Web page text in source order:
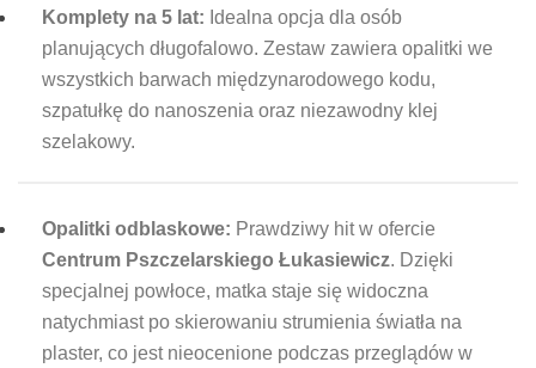
Komplety na 5 lat: Idealna opcja dla osób
planujących długofalowo. Zestaw zawiera opalitki we
wszystkich barwach międzynarodowego kodu,
szpatułkę do nanoszenia oraz niezawodny klej
szelakowy.
Opalitki odblaskowe: Prawdziwy hit w ofercie
Centrum Pszczelarskiego Łukasiewicz. Dzięki
specjalnej powłoce, matka staje się widoczna
natychmiast po skierowaniu strumienia światła na
plaster, co jest nieocenione podczas przeglądów w